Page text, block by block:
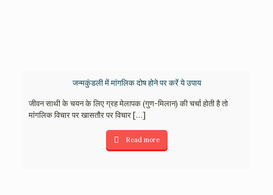
जन्मकुंडली में मांगलिक दोष होने पर करें ये उपाय
जीवन साथी के चयन के लिए ग्रह मेलापक (गुण-मिलान) की चर्चा होती है तो
मांगलिक विचार पर खासतौर पर विचार[…]
Read more